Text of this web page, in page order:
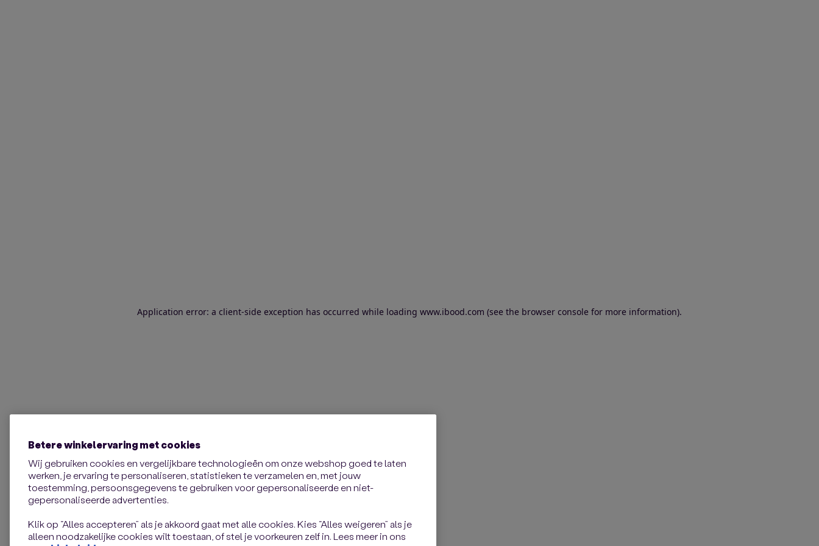
Application error: a client-side exception has occurred while loading www.ibood.com (see the browser console for more information).
Betere winkelervaring met cookies
Wij gebruiken cookies en vergelijkbare technologieën om onze webshop goed te laten
werken, je ervaring te personaliseren, statistieken te verzamelen en, met jouw
toestemming, persoonsgegevens te gebruiken voor gepersonaliseerde en niet-
gepersonaliseerde advertenties.
Klik op “Alles accepteren” als je akkoord gaat met alle cookies. Kies “Alles weigeren” als je
alleen noodzakelijke cookies wilt toestaan, of stel je voorkeuren zelf in. Lees meer in ons